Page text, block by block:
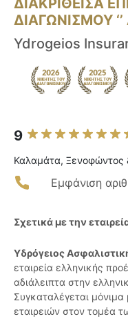
ΔΙΑΚΡΙΘΕΙΣΑ
ΔΙΑΓΩΝΙΣΜΟΥ ‘’
Ydrogeios
9
Καλαμάτα,
Εμφάνιση
Σχετικά με την
Υδρόγειος
εταιρεία ελληνικής
αδιάλειπτα στην
Συγκαταλέγεται
εταιρειών στον τομέα